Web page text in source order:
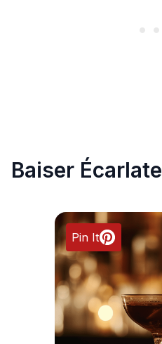
Baiser Écarlate
Pin It